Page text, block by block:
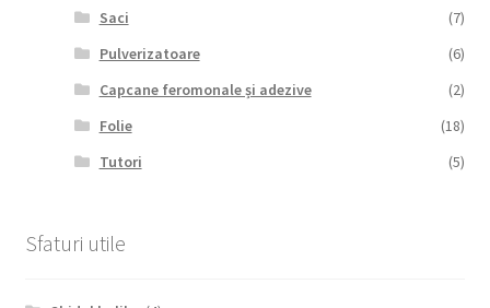
Saci
(7)
Pulverizatoare
(6)
Capcane feromonale și adezive
(2)
Folie
(18)
Tutori
(5)
Sfaturi utile